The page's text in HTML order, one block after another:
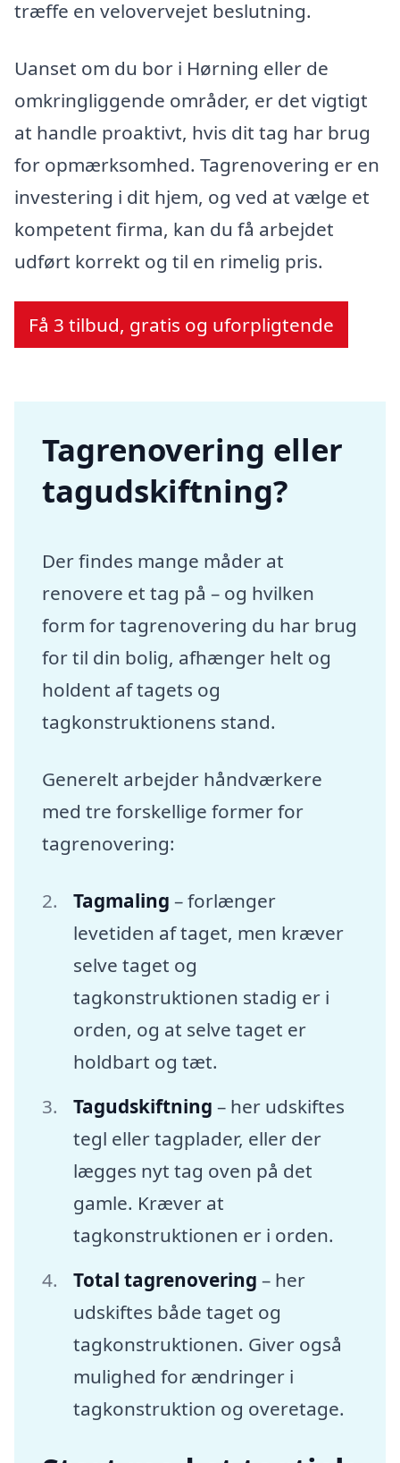
træffe en velovervejet beslutning.
Uanset om du bor i Hørning eller de
omkringliggende områder, er det vigtigt
at handle proaktivt, hvis dit tag har brug
for opmærksomhed. Tagrenovering er en
investering i dit hjem, og ved at vælge et
kompetent firma, kan du få arbejdet
udført korrekt og til en rimelig pris.
Få 3 tilbud, gratis og uforpligtende
Tagrenovering eller
tagudskiftning?
Der findes mange måder at
renovere et tag på – og hvilken
form for tagrenovering du har brug
for til din bolig, afhænger helt og
holdent af tagets og
tagkonstruktionens stand.
Generelt arbejder håndværkere
med tre forskellige former for
tagrenovering:
Tagmaling – forlænger
levetiden af taget, men kræver
selve taget og
tagkonstruktionen stadig er i
orden, og at selve taget er
holdbart og tæt.
Tagudskiftning – her udskiftes
tegl eller tagplader, eller der
lægges nyt tag oven på det
gamle. Kræver at
tagkonstruktionen er i orden.
Total tagrenovering – her
udskiftes både taget og
tagkonstruktionen. Giver også
mulighed for ændringer i
tagkonstruktion og overetage.